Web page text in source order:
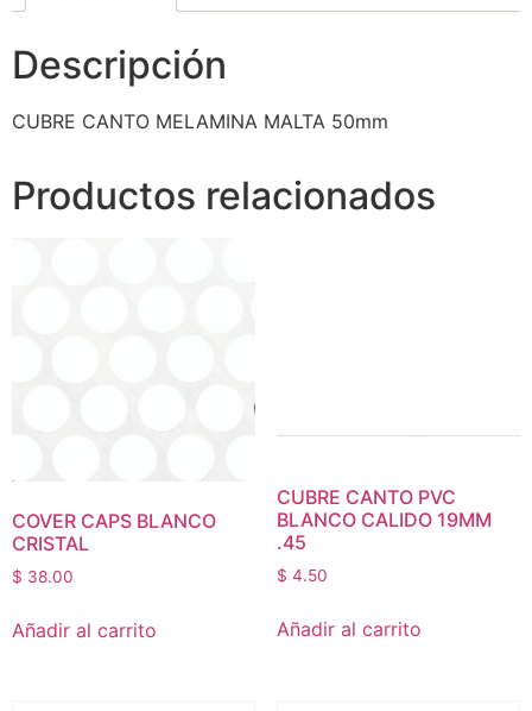
Descripción
CUBRE CANTO MELAMINA MALTA 50mm
Productos relacionados
COVER CAPS BLANCO
CRISTAL
$ 38.00
Añadir al carrito
CUBRE CANTO PVC
BLANCO CALIDO 19MM
.45
$ 4.50
Añadir al carrito